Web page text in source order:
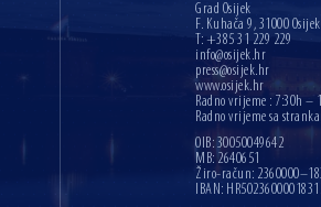
Grad Osijek
F. Kuhača 9, 31000 Osijek
T: +385 31 229 229
info@osijek.hr
press@osijek.hr
www.osijek.hr
Radno vrijeme : 7:30h –
Radno vrijeme sa
OIB: 30050049642
MB: 2640651
Žiro-račun:
IBAN: